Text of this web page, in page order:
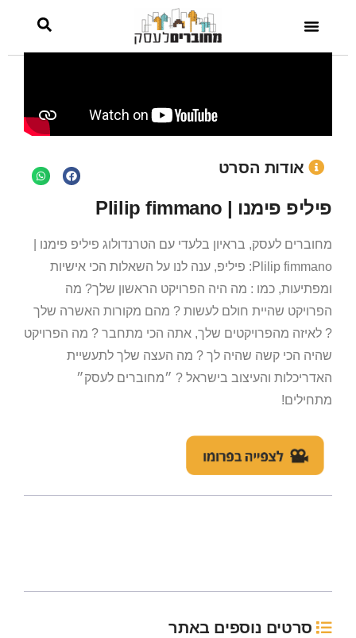
אודות הסרט
פיליפ פימנו | Plilip fimmano
מחוברים לעסק, בראיון בלעדי עם הטרנדולוג פיליפ פימנו |
Plilip fimmano: פיליפ, ענה לנו על השאלות הכי אישיות
ומפתיעות, כמו : מה היה הפרויקט הראשון שלך? מה
הפרויקט שהיית חולם לעשות ? מהם מקורות האשרה שלך
? לאיזה מהפרויקטים שלך, אתה הכי מתחבר ? מה הפרויקט
שהיה הכי קשה שהיה לך ? מה העצה שלך לתעשיית
האדריכלות והעיצוב בישראל ? ״מחוברים לעסק״
מתחילים!
סרטים נוספים באתר